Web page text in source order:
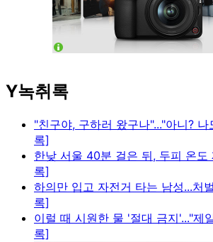
Y녹취록
"친구야, 구하러 왔구나"..."아니?
록]
한낮 서울 40분 걸은 뒤, 두피 온도
록]
하의만 입고 자전거 타는 남성...처
록]
이럴 때 시원한 물 '절대 금지'..."제
록]